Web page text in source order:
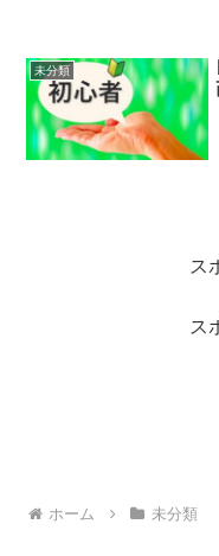
未分類
ス
ス
ホーム 未分類